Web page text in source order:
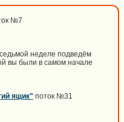
№7
неделе подведём
вы были в самом начале
ящик" поток №31